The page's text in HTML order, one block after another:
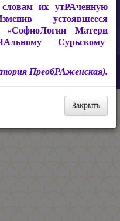
Мира
Сурья ХРИСТОС
их утРАченную
устоявшееся
Матери
— Сурьскому-
ПреобРАженская).
Закрыть